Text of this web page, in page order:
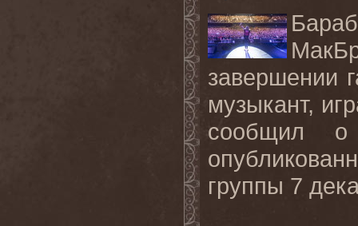
завершении
музыкант,
сообщил
группы 7